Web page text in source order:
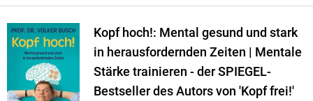
Kopf hoch!: Mental gesund und stark
in herausfordernden Zeiten | Mentale
Stärke trainieren - der SPIEGEL-
Bestseller des Autors von 'Kopf frei!'